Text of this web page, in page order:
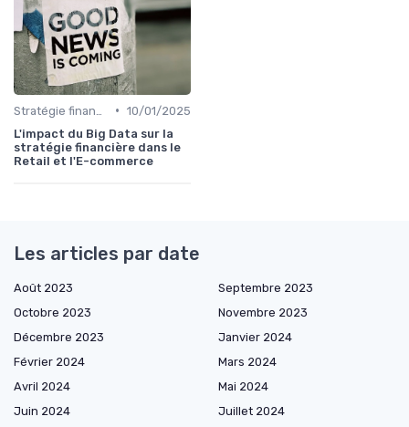
• 10/01/2025
L'impact du Big Data sur la
stratégie financière dans le
Retail et l'E-commerce
Les articles par date
Août 2023
Septembre 2023
Octobre 2023
Novembre 2023
Décembre 2023
Janvier 2024
Février 2024
Mars 2024
Avril 2024
Mai 2024
Juin 2024
Juillet 2024